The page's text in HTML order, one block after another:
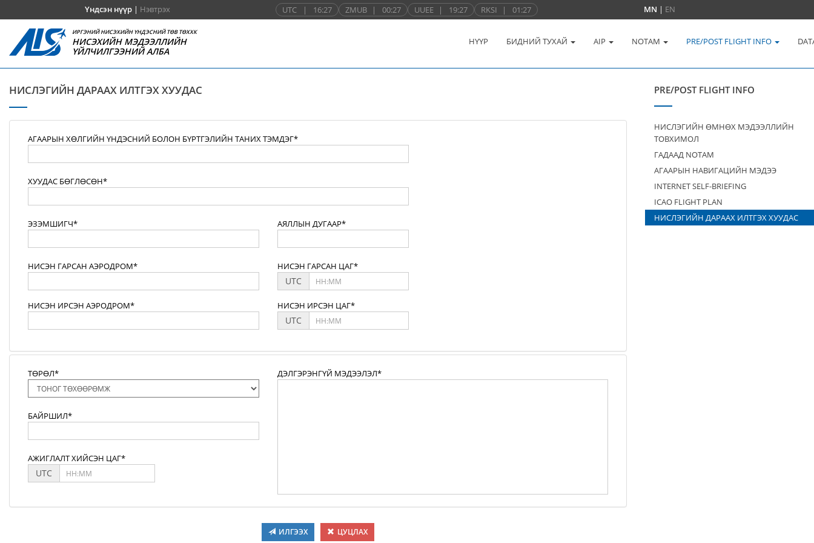
Үндсэн нүүр| Нэвтрэх UTC | 16:27 ZMUB | 00:27 UUEE | 19:27 RKSI | 01:27 MN | EN
ИРГЭНИЙ НИСЭХИЙН ҮНДЭСНИЙ ТӨВ ТӨХХК
НИСЭХИЙН МЭДЭЭЛЛИЙН
ҮЙЛЧИЛГЭЭНИЙ АЛБА
НҮҮР БИДНИЙ ТУХАЙ AIP NOTAM PRE/POST FLIGHT INFO
НИСЛЭГИЙН ДАРААХ ИЛТГЭХ ХУУДАС
АГААРЫН ХӨЛГИЙН ҮНДЭСНИЙ БОЛОН БҮРТГЭЛИЙН ТАНИХ ТЭМДЭГ*
ХУУДАС БӨГЛӨСӨН*
ЭЗЭМШИГЧ* АЯЛЛЫН ДУГААР*
НИСЭН ГАРСАН АЭРОДРОМ* НИСЭН ГАРСАН ЦАГ*
UTC
НИСЭН ИРСЭН АЭРОДРОМ* НИСЭН ИРСЭН ЦАГ*
UTC
ТӨРӨЛ*
БАЙРШИЛ*
АЖИГЛАЛТ ХИЙСЭН ЦАГ*
UTC
ДЭЛГЭРЭНГҮЙ МЭДЭЭЛЭЛ*
ИЛГЭЭХ ЦУЦЛАХ
PRE/POST FLIGHT INFO
НИСЛЭГИЙН ӨМНӨХ МЭДЭЭЛЛИЙН
ТОВХИМОЛ
ГАДААД NOTAM
АГААРЫН НАВИГАЦИЙН МЭДЭЭ
INTERNET SELF-BRIEFING
ICAO FLIGHT PLAN
НИСЛЭГИЙН ДАРААХ ИЛТГЭХ ХУУДАС